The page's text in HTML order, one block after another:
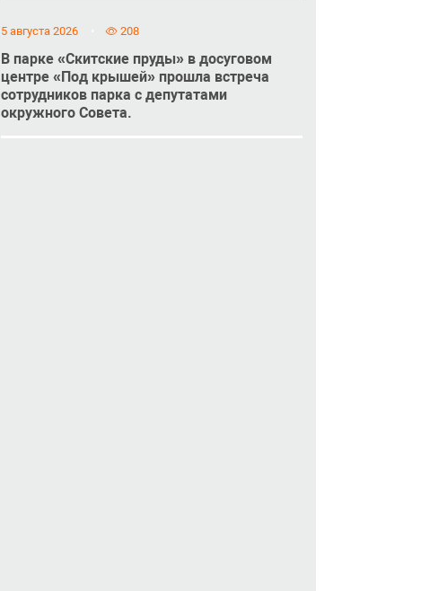
5 августа 2026 208
В парке «Скитские пруды» в досуговом
центре «Под крышей» прошла встреча
сотрудников парка с депутатами
окружного Совета.